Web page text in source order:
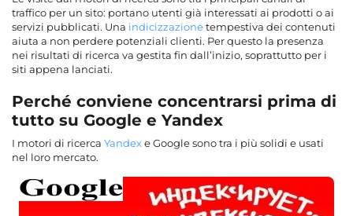
traffico per un sito: portano utenti già interessati ai prodotti o ai
servizi pubblicati. Una indicizzazionetempestiva dei contenuti
aiuta a non perdere potenziali clienti. Per questo la presenza
nei risultati di ricerca va gestita fin dall’inizio, soprattutto per i
siti appena lanciati.
Perché conviene concentrarsi prima di
tutto su Google e Yandex
I motori di ricerca Yandexe Google sono tra i più solidi e usati
nel loro mercato.